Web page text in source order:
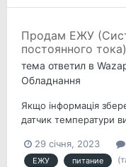
Продам ЕЖУ
постоянного тока)
тема ответил в
Обладнання
Якщо інформація
датчик температури
29 січня, 2023
ЕЖУ питание